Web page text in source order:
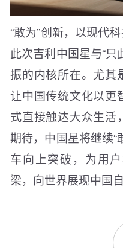
“敢为”创新，以现代
此次吉利中国星与“
振的内核所在。尤其
让中国传统文化以更
式直接触达大众生活
期待，中国星将继续“
车向上突破，为用
梁，向世界展现中国